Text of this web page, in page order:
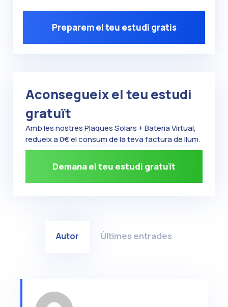
Preparem el teu estudi gratis
Aconsegueix el teu estudi
gratuït
Amb les nostres Plaques Solars + Bateria Virtual,
redueix a 0€ el consum de la teva factura de llum.
Demana el teu estudi gratuït
Autor Últimes entrades